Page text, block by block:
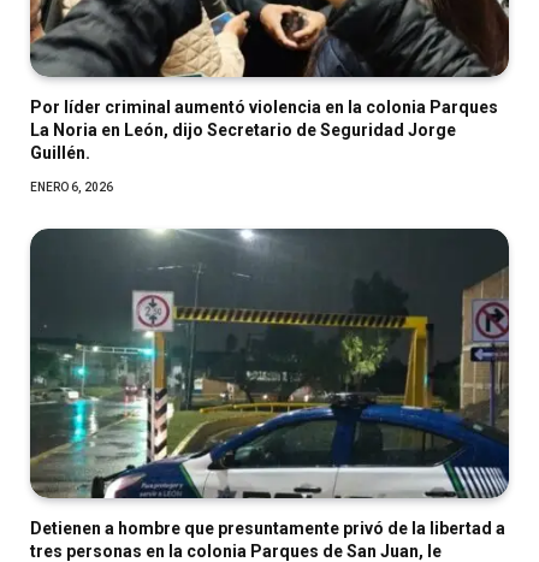
Por líder criminal aumentó violencia en la colonia Parques
La Noria en León, dijo Secretario de Seguridad Jorge
Guillén.
ENERO 6, 2026
Detienen a hombre que presuntamente privó de la libertad a
tres personas en la colonia Parques de San Juan, le